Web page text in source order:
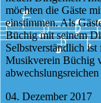
möchten die Gäste
einstimmen. Als
Büchig mit seinem
Selbstverständlich
Musikverein Büchig
04. Dezember 2017